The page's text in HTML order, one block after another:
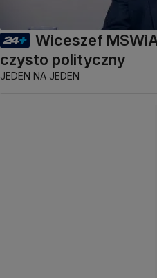
Wiceszef
czysto polityczny
JEDEN NA JEDEN